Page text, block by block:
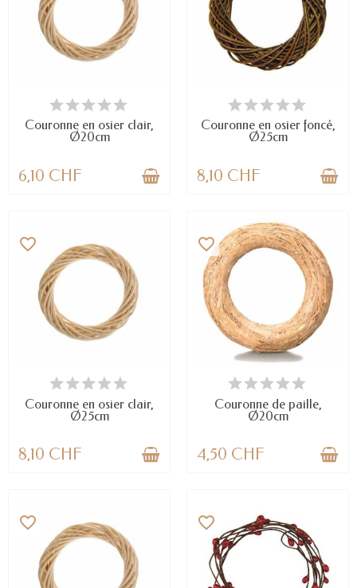
DERNIERS ARTICLES EN STOCK
Couronne en osier clair,
Ø20cm
6,10 CHF
EN STOCK
Couronne en osier foncé,
Ø25cm
8,10 CHF
EN STOCK
favorite_border
Couronne en osier clair,
Ø25cm
8,10 CHF
EN STOCK
favorite_border
Couronne de paille,
Ø20cm
4,50 CHF
favorite_border favorite_border